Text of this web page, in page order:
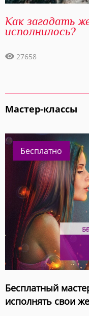
Как загадать
исполнилось?
27658
Мастер-классы
Бесплатно
Бесплатный
исполнять свои